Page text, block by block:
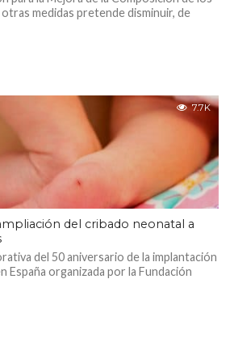
medidas pretende disminuir, de
7.7K
del cribado neonatal a
del 50 aniversario de la implantación
España organizada por la Fundación